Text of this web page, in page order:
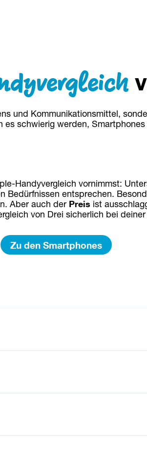
und Kommunikationsmittel,
schwierig werden,
Handyvergleich vornimmst:
Bedürfnissen entsprechen.
Aber auch der Preis ist
von Drei sicherlich bei
Zu den Smartphones